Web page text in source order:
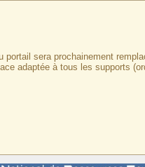
sera prochainement
adaptée à tous les supports